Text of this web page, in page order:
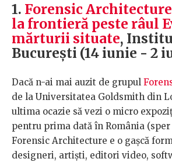
1. Forensic
la frontieră peste râul
mărturii situate,
București (14 iunie - 2
Dacă n-ai mai auzit de grupul
de la Universitatea Goldsmith din
ultima ocazie să vezi o micro
pentru prima dată în România (sper
Forensic Architecture e o gașcă
designeri, artiști, editori video,